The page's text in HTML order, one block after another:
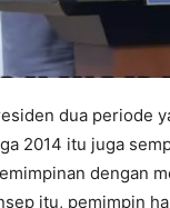
dua periode
2014 itu juga
dengan
itu, pemimpin